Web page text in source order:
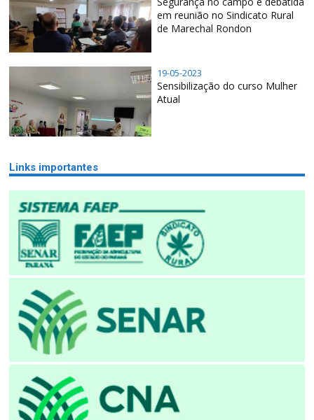
em reunião no Sindicato Rural
de Marechal Rondon
19-05-2023
Sensibilização do curso Mulher
Atual
Links importantes